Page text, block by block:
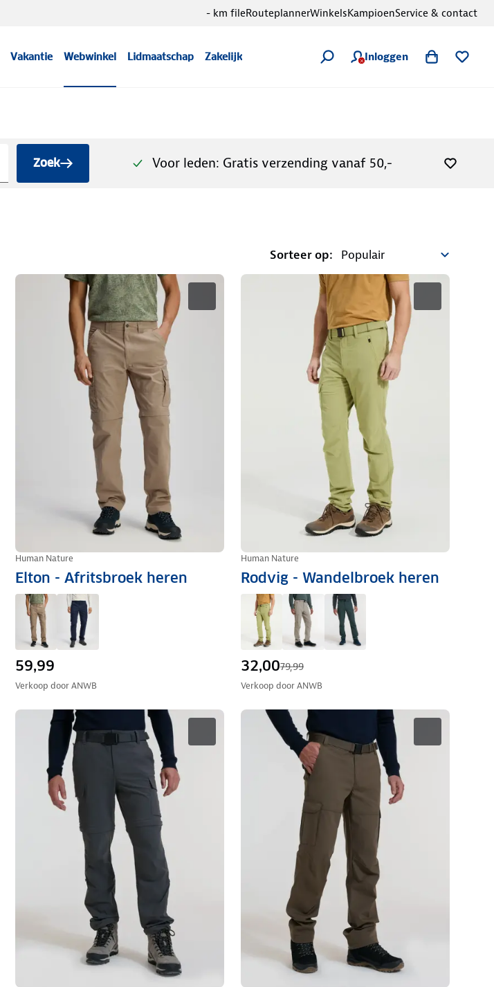
Vakantie Webwinkel Lidmaatschap Zakelijk Inloggen
- km fileRouteplannerWinkelsKampioenService & contact
Zoek Voor leden: Gratis verzending vanaf 50,-
Sorteer op:
Human Nature
Elton - Afritsbroek heren
59,99
Verkoop doorANWB
Human Nature
Rodvig - Wandelbroek heren
32,0079,99
Verkoop doorANWB